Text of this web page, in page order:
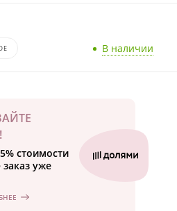
В наличии
стоимости
уже